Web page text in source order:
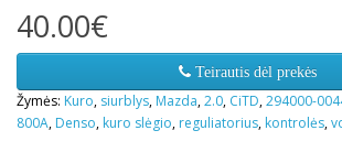
40.00€
Teirautis dėl prekės
Žymės: Kuro, siurblys, Mazda,2.0, CiTD,294000-
800A, Denso, kuro slėgio, reguliatorius, kontrolės,